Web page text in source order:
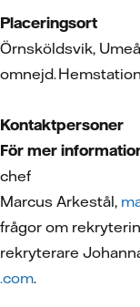
Placeringsort
Örnsköldsvik,
omnejd.
Kontaktpersoner
För mer
chef
Marcus Arkestål,
frågor om
rekryterare
.com.